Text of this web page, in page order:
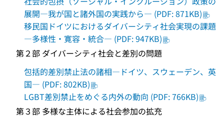
展開―我が国と諸外国の実践から― (PDF: 871KB)
移民国ドイツにおけるダイバーシティ社会実現の課題
―多様性・寛容・統合― (PDF: 947KB)
第２部 ダイバーシティ社会と差別の問題
包括的差別禁止法の諸相―ドイツ、スウェーデン、英
国― (PDF: 802KB)
LGBT差別禁止をめぐる内外の動向 (PDF: 766KB)
第３部 多様な主体による社会参加の拡充